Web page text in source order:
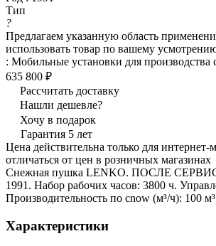
Тип
?
Предлагаем указанную область
использовать товар по вашему
: Мобильные установки для производства
635 800 ₽
Рассчитать доставку
Нашли дешевле?
Хочу в подарок
Гарантия 5 лет
Цена действительна только для интернет-
отличаться от цен в розничных магазинах
Снежная пушка LENKO. ПОСЛЕ
1991. Набор рабочих часов: 3800 ч.
Производительность по сnow (м³/ч): 100
Характеристики